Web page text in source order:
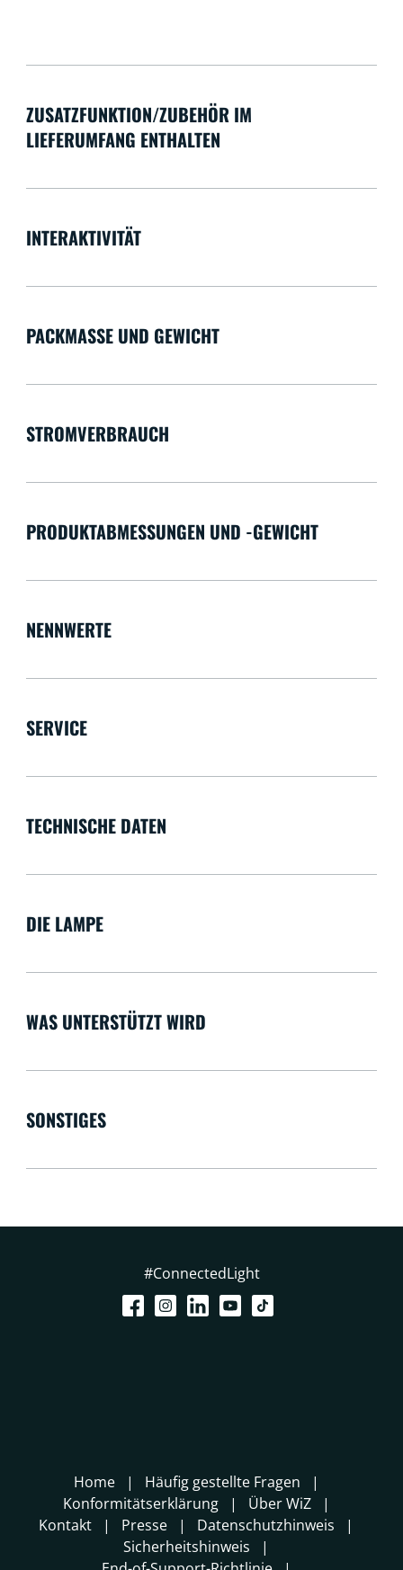
ZUSATZFUNKTION/ZUBEHÖR IM
LIEFERUMFANG ENTHALTEN
INTERAKTIVITÄT
PACKMASSE UND GEWICHT
STROMVERBRAUCH
PRODUKTABMESSUNGEN UND -GEWICHT
NENNWERTE
SERVICE
TECHNISCHE DATEN
DIE LAMPE
WAS UNTERSTÜTZT WIRD
SONSTIGES
#ConnectedLight
Home
Häufig gestellte Fragen
Konformitätserklärung
Über WiZ
Kontakt
Presse
Datenschutzhinweis
Sicherheitshinweis